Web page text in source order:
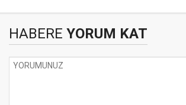
HABERE YORUM KAT